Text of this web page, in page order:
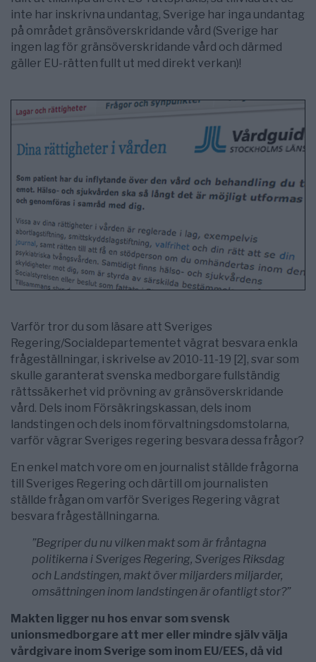
inte har inskrivna undantag, Sverige har inga undantag
på området gränsöverskridande vård (Sverige har
ingen lag för gränsöverskridande vård och därmed
gäller EU-rätten fullt ut med direkt verkan)!
Varför tror du som läsare att Sveriges
Regering/Socialdepartementet vägrat besvara enkla
frågeställningar, i skrivelse av 2010-11-19 [2], svar som
skulle garanterat svenska medborgare fullständig
rättssäkerhet vid prövning av gränsöverskridande
vård. Dels inom Försäkringskassan, dels inom
landstingen och dels inom förvaltningsdomstolarna,
varför vägrar Sveriges regering besvara dessa frågor?
En enkel match vore om en journalist ställde frågorna
till Sveriges Regering och därtill om journalisten
ställde frågan om varför Sveriges Regering vägrat
besvara frågeställningarna.
”Begriper du nu vilken makt som är fråntagna
politikerna i Sveriges Regering, Sveriges Riksdag
och Landstingen, makt över miljarders miljarder,
omsättningen inom landstingen är ofantligt stor?”
Makten ligger nu hos envar som svensk
unionsmedborgare att mer eller mindre själv välja
vårdgivare inom Sverige som inom EU/EES, då vid